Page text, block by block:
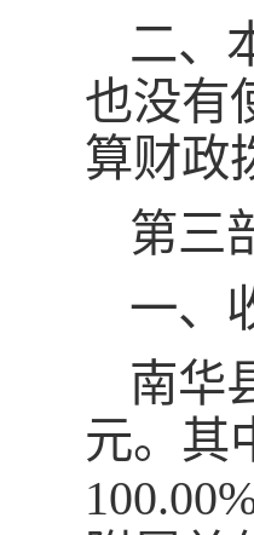
二、
也没有
算财政
第三
一、
南华
元。其